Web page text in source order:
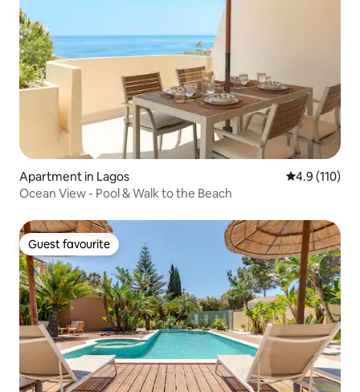
Apartment in Lagos 4.9 out of 5
4.9 (110)
Ocean View - Pool & Walk to the Beach
Guest favourite
Guest favourite